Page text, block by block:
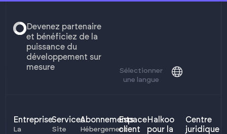
Devenez partenaire
et bénéficiez de la
puissance du
développement sur
mesure
Sélectionner
une langue
Entreprise
La
Services
Site
Abonnements
Hébergement
Espace
client
Halkoo
pour la
Centre
juridique